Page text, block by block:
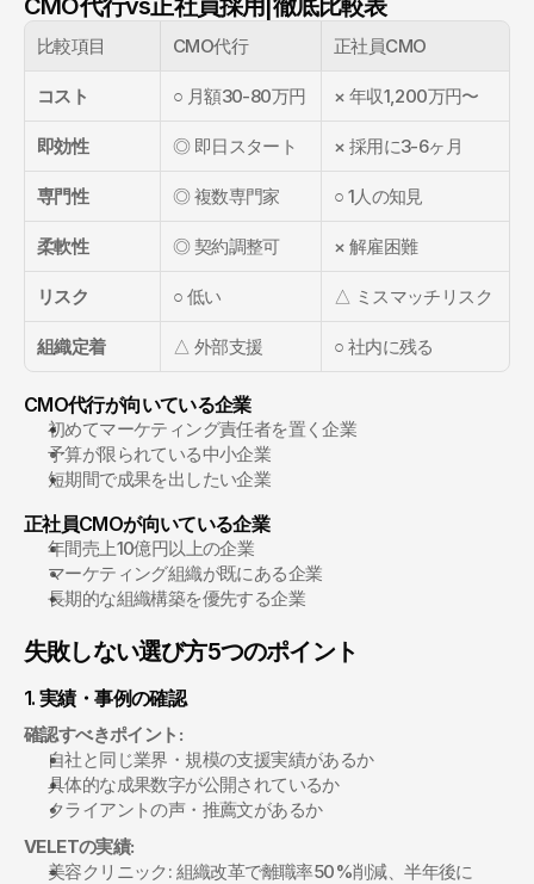
CMO代行vs正社員採用|徹底比較表
比較項目 CMO代行 正社員CMO
コスト ○ 月額30-80万円 × 年収1,200万円〜
即効性 ◎ 即日スタート × 採用に3-6ヶ月
専門性 ◎ 複数専門家 ○ 1人の知見
柔軟性 ◎ 契約調整可 × 解雇困難
リスク ○ 低い △ ミスマッチリスク
組織定着 △ 外部支援 ○ 社内に残る
CMO代行が向いている企業
初めてマーケティング責任者を置く企業
予算が限られている中小企業
短期間で成果を出したい企業
正社員CMOが向いている企業
年間売上10億円以上の企業
マーケティング組織が既にある企業
長期的な組織構築を優先する企業
失敗しない選び方5つのポイント
1. 実績・事例の確認
確認すべきポイント:
自社と同じ業界・規模の支援実績があるか
具体的な成果数字が公開されているか
クライアントの声・推薦文があるか
VELETの実績:
美容クリニック: 組織改革で離職率50%削減、半年後に